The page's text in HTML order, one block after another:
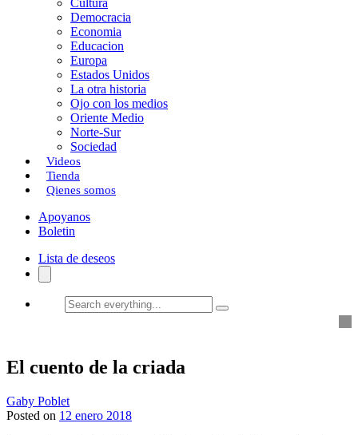
Cultura
Democracia
Economia
Educacion
Europa
Estados Unidos
La otra historia
Ojo con los medios
Oriente Medio
Norte-Sur
Sociedad
Videos
Tienda
Qienes somos
Apoyanos
Boletin
Lista de deseos
Search
everything...
El cuento de la criada
Gaby Poblet
Posted on 12 enero 2018